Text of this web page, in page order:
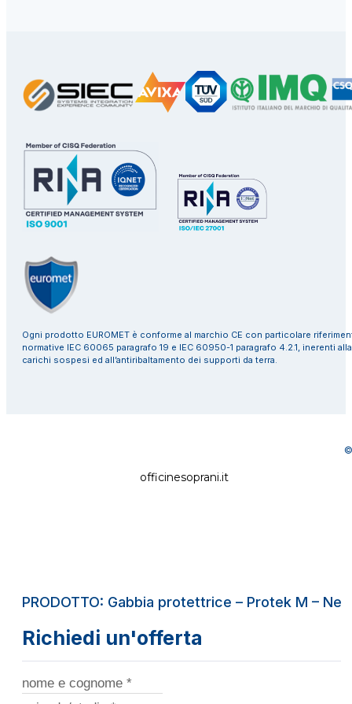
Ogni prodotto EUROMET è conforme al marchio CE con particolare
normative IEC 60065 paragrafo 19 e IEC 60950-1 paragrafo 4.2.1, inerenti
carichi sospesi ed all’antiribaltamento dei supporti da terra.
©
officinesoprani.it
PRODOTTO: Gabbia protettrice – Protek M –
Richiedi un'offerta